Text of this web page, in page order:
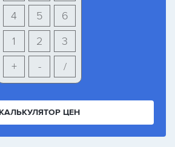
6
5
4
3
2
1
+
- /
КАЛЬКУЛЯТОР ЦЕН